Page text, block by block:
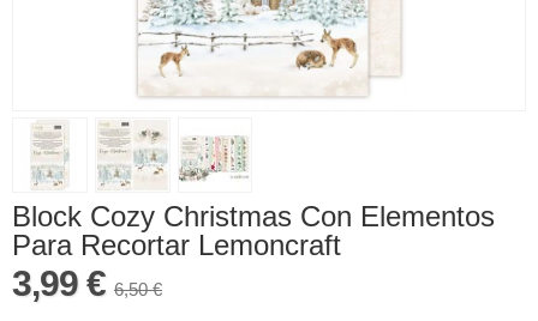
Block Cozy Christmas Con Elementos
Para Recortar Lemoncraft
3,99 € 6,50 €